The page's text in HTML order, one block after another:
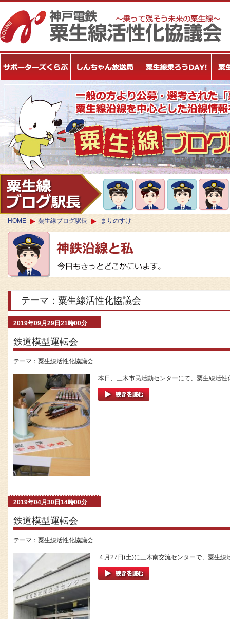
HOME 粟生線ブログ駅長 まりのすけ
テーマ：粟生線活性化協議会
2019年09月29日21時00分
鉄道模型運転会
テーマ： 粟生線活性化協議会
本日、三木市民活動センターにて、粟生線活
2019年04月30日14時00分
鉄道模型運転会
テーマ： 粟生線活性化協議会
４月27日(土)に三木南交流センターで、粟生